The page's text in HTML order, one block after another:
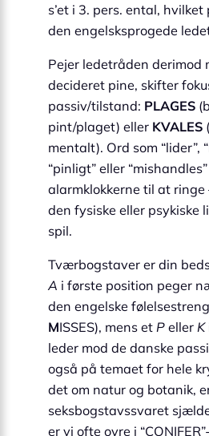
s’et i 3. pers. ental,
den engelsksprogede
Pejer ledetråden derimod
decideret pine, skifter
passiv/tilstand: PLAGES
pint/plaget) eller KVALES
mentalt). Ord som “lider”,
“pinligt” eller
alarmklokkerne til at ringe
den fysiske eller psykiske
spil.
Tværbogstaver er din
A i første position peger
den engelske
MISSES), mens et P eller K
leder mod de danske
også på temaet for hele
det om natur og botanik,
seksbogstavssvaret
er vi ofte ovre i